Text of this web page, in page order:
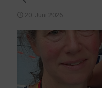
20. Juni 2026